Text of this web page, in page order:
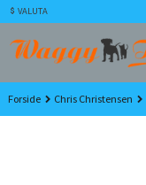
Gå
til
innholdet
VALUTA
Forside Chris Christensen